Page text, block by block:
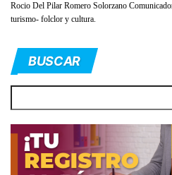
Rocio Del Pilar Romero Solorzano
turismo- folclor y cultura.
BUSCAR